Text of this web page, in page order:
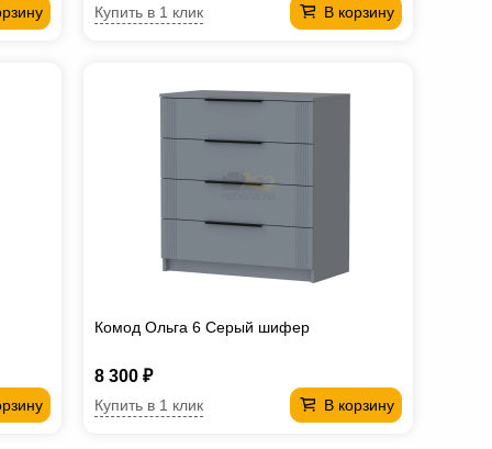
В корзину
Купить в 1 клик
Комод Ольга 6 Серый шифер
8 300 ₽
В корзину
Купить в 1 клик